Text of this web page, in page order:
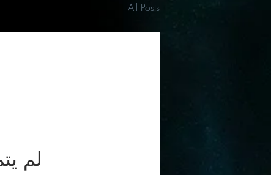
All Posts
لم